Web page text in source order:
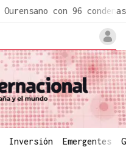
Ourensano con 96 condenas
Inversión Emergentes